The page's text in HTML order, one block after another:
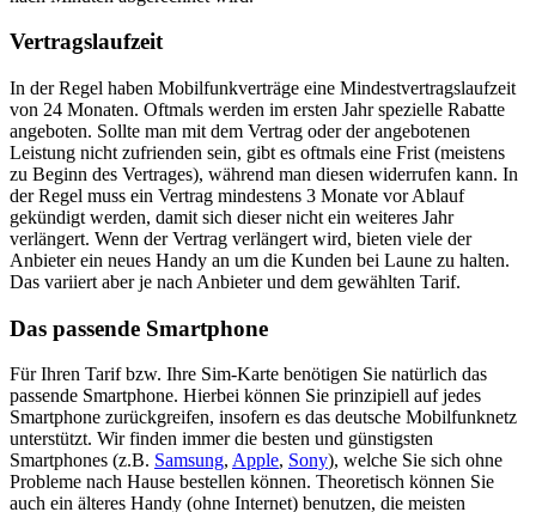
Vertragslaufzeit
In der Regel haben Mobilfunkverträge eine Mindestvertragslaufzeit
von 24 Monaten. Oftmals werden im ersten Jahr spezielle Rabatte
angeboten. Sollte man mit dem Vertrag oder der angebotenen
Leistung nicht zufrienden sein, gibt es oftmals eine Frist (meistens
zu Beginn des Vertrages), während man diesen widerrufen kann. In
der Regel muss ein Vertrag mindestens 3 Monate vor Ablauf
gekündigt werden, damit sich dieser nicht ein weiteres Jahr
verlängert. Wenn der Vertrag verlängert wird, bieten viele der
Anbieter ein neues Handy an um die Kunden bei Laune zu halten.
Das variiert aber je nach Anbieter und dem gewählten Tarif.
Das passende Smartphone
Für Ihren Tarif bzw. Ihre Sim-Karte benötigen Sie natürlich das
passende Smartphone. Hierbei können Sie prinzipiell auf jedes
Smartphone zurückgreifen, insofern es das deutsche Mobilfunknetz
unterstützt. Wir finden immer die besten und günstigsten
Smartphones (z.B. Samsung, Apple, Sony), welche Sie sich ohne
Probleme nach Hause bestellen können. Theoretisch können Sie
auch ein älteres Handy (ohne Internet) benutzen, die meisten